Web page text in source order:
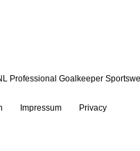
Professional Goalkeeper
Impressum Privacy